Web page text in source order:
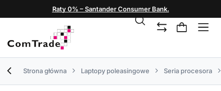
Raty 0% – Santander Consumer Bank.
Strona główna Laptopy poleasingowe Seria procesora